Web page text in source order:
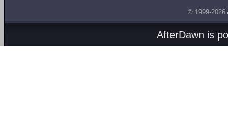
© 1999-2026
AfterDawn is